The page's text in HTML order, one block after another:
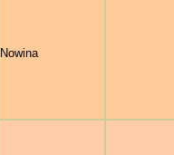
Nowina